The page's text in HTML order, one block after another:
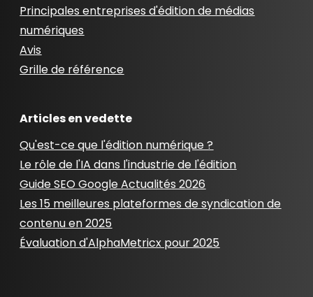
Principales entreprises d'édition de médias
numériques
Avis
Grille de référence
Articles en vedette
Qu'est-ce que l'édition numérique ?
Le rôle de l'IA dans l'industrie de l'édition
Guide SEO Google Actualités 2026
Les 15 meilleures plateformes de syndication de
contenu en 2025
Évaluation d'AlphaMetricx pour 2025